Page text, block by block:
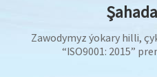
Zawodymyz ýokary hilli,
“ISO9001: 2015”